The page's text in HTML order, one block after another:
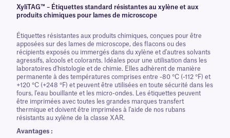
XyliTAG™ – Étiquettes standard résistantes au xylène et aux
produits chimiques pour lames de microscope
Étiquettes résistantes aux produits chimiques, conçues pour être
apposées sur des lames de microscope, des flacons ou des
récipients exposés ou immergés dans du xylène et d'autres solvants
agressifs, alcools et colorants. Idéales pour une utilisation dans les
laboratoires d'histologie et de chimie. Elles adhèrent de manière
permanente à des températures comprises entre -80 °C (-112 °F) et
+120 °C (+248 °F) et peuvent être utilisées en toute sécurité dans les
fours, l'eau bouillante et les micro-ondes. Les étiquettes peuvent
être imprimées avec toutes les grandes marques transfert
thermique et doivent être imprimées à l'aide de nos rubans
résistants au xylène de la classe XAR.
Avantages :